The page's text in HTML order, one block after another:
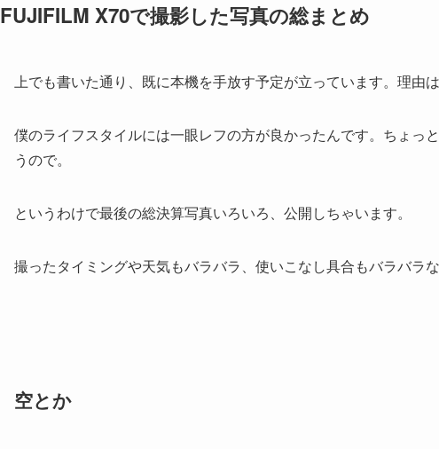
FUJIFILM X70で撮影した写真の総まとめ
上でも書いた通り、既に本機を手放す予定が立っています。理由
僕のライフスタイルには一眼レフの方が良かったんです。ちょっ
うので。
というわけで最後の総決算写真いろいろ、公開しちゃいます。
撮ったタイミングや天気もバラバラ、使いこなし具合もバラバラ
空とか